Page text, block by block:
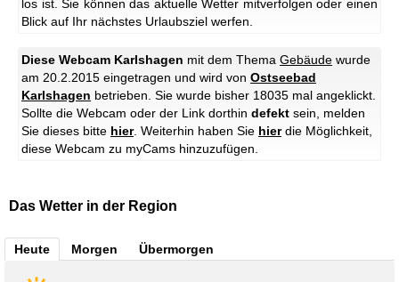
los ist. Sie können das aktuelle Wetter mitverfolgen oder einen
Blick auf Ihr nächstes Urlaubsziel werfen.
Diese Webcam Karlshagen mit dem Thema Gebäude wurde
am 20.2.2015 eingetragen und wird von Ostseebad
Karlshagen betrieben. Sie wurde bisher 18035 mal angeklickt.
Sollte die Webcam oder der Link dorthin defekt sein, melden
Sie dieses bitte hier. Weiterhin haben Sie hierdie Möglichkeit,
diese Webcam zu myCams hinzuzufügen.
Das Wetter in der Region
Heute Morgen Übermorgen